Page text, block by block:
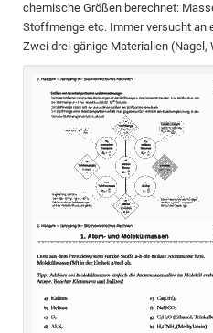
chemische Größen berechnet:
Stoffmenge etc. Immer versucht an
Zwei drei gänige Materialien